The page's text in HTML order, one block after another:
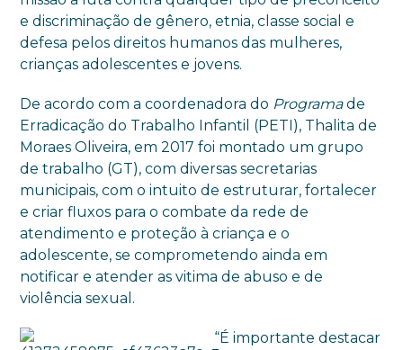
e discriminação de gênero, etnia, classe social e
defesa pelos direitos humanos das mulheres,
crianças adolescentes e jovens.
De acordo com a coordenadora do Programade
Erradicação do Trabalho Infantil (PETI), Thalita de
Moraes Oliveira, em 2017 foi montado um grupo
de trabalho (GT), com diversas secretarias
municipais, com o intuito de estruturar, fortalecer
e criar fluxos para o combate da rede de
atendimento e proteção à criança e o
adolescente, se comprometendo ainda em
notificar e atender as vitima de abuso e de
violência sexual.
“É importante destacar